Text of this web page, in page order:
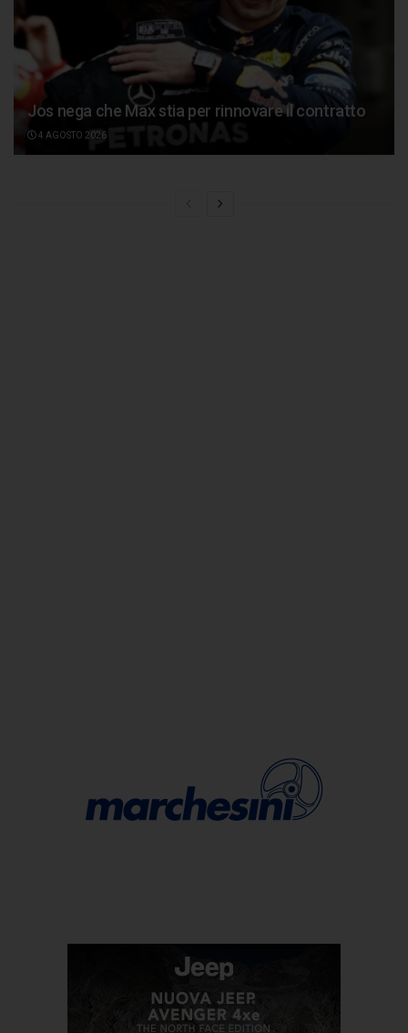
Jos nega che Max stia per rinnovare il contratto
4 AGOSTO 2026